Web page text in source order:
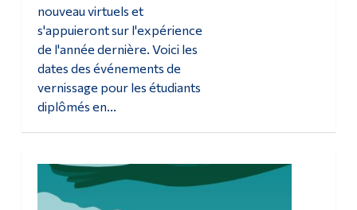
nouveau virtuels et
s'appuieront sur l'expérience
de l'année dernière. Voici les
dates des événements de
vernissage pour les étudiants
diplômés en...